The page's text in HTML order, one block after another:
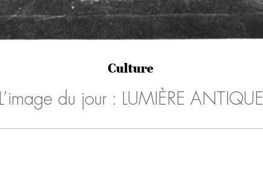
Culture
L’image du jour : LUMIÈRE ANTIQUE